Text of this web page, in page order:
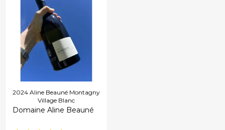
2024 Aline Beauné Montagny
Village Blanc
Domaine Aline Beauné